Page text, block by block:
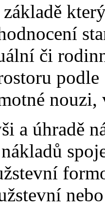
či
nouzi,
a úhradě